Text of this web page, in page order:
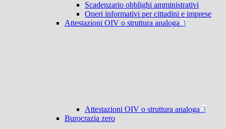
Scadenzario obblighi amministrativi
Oneri informativi per cittadini e imprese
Attestazioni OIV o struttura analoga 3
Attestazioni OIV o struttura analoga 3
Burocrazia zero